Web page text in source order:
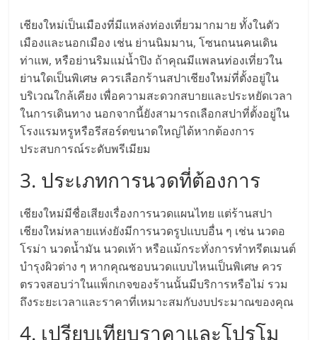
แฟ
รน
ไชส์
แฟ
รน
ไชส์
ขาย
หน้า
บ้าน
เชียงใหม่เป็นเมืองที่มีแหล่งท่องเที่ยวมากมาย ทั้งในตัว
เมืองและนอกเมือง เช่น ย่านนิมมาน, โซนถนนคนเดิน
ท่าแพ, หรือย่านริมแม่น้ำปิง ถ้าคุณมีแพลนท่องเที่ยวใน
ย่านใดเป็นพิเศษ ควรเลือกร้านสปาเชียงใหม่ที่ตั้งอยู่ใน
บริเวณใกล้เคียง เพื่อความสะดวกสบายและประหยัดเวลา
ในการเดินทาง นอกจากนี้ยังสามารถเลือกสปาที่ตั้งอยู่ใน
โรงแรมหรูหรือรีสอร์ตขนาดใหญ่ได้หากต้องการ
ประสบการณ์ระดับพรีเมียม
3. ประเภทการนวดที่ต้องการ
เชียงใหม่มีชื่อเสียงเรื่องการนวดแผนไทย แต่ร้านสปา
เชียงใหม่หลายแห่งยังมีการนวดรูปแบบอื่น ๆ เช่น นวดอ
โรม่า นวดน้ำมัน นวดเท้า หรือแม้กระทั่งการทำทรีตเมนต์
บำรุงผิวต่าง ๆ หากคุณชอบนวดแบบไหนเป็นพิเศษ ควร
ตรวจสอบว่าในแพ็กเกจของร้านนั้นมีบริการหรือไม่ รวม
ถึงระยะเวลาและราคาที่เหมาะสมกับงบประมาณของคุณ
4. เปรียบเทียบราคาและโปรโม